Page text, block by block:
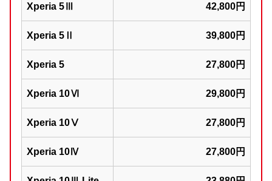
Xperia 5Ⅲ 42,800円
Xperia 5Ⅱ 39,800円
Xperia 5 27,800円
Xperia 10Ⅵ 29,800円
Xperia 10Ⅴ 27,800円
Xperia 10Ⅳ 27,800円